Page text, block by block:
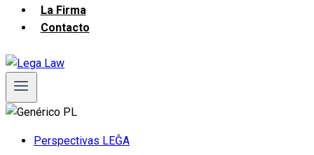
La Firma
Contacto
Perspectivas LEĜA